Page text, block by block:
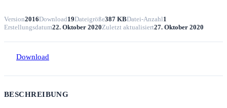
Version2016Download19Dateigröße387 KBDatei-Anzahl1
Erstellungsdatum22. Oktober 2020Zuletzt aktualisiert27. Oktober 2020
Download
BESCHREIBUNG